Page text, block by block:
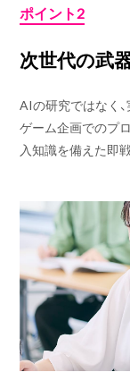
ポイント2
次世代の武
AIの研究ではなく、
ゲーム企画でのプ
入知識を備えた即